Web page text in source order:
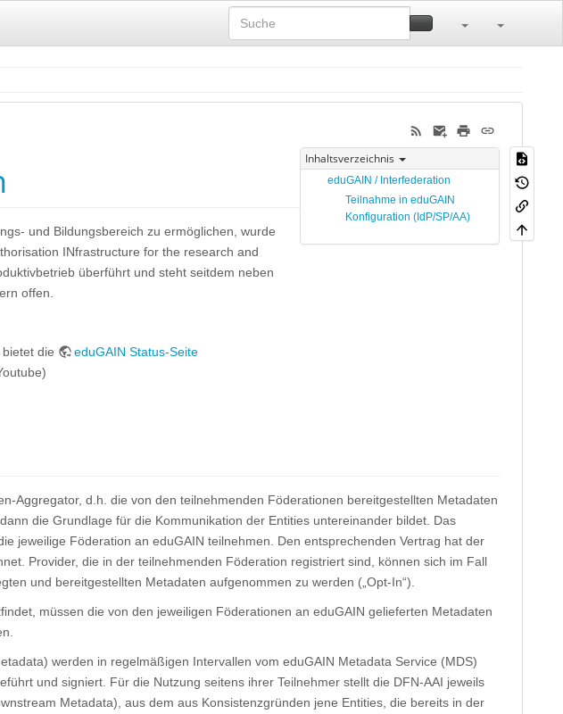
Inhaltsverzeichnis
eduGAIN / Interfederation
Teilnahme in eduGAIN
Konfiguration (IdP/SP/AA)
und Bildungsbereich zu ermöglichen, wurde
INfrastructure for the research and
überführt und steht seitdem neben
offen.
die
eduGAIN Status-Seite
Aggregator, d.h. die von den teilnehmenden Föderationen bereitgestellten Metadaten
die Grundlage für die Kommunikation der Entities untereinander bildet. Das
jeweilige Föderation an eduGAIN teilnehmen. Den entsprechenden Vertrag hat der
Provider, die in der teilnehmenden Föderation registriert sind, können sich im Fall
und bereitgestellten Metadaten aufgenommen zu werden („Opt-In“).
müssen die von den jeweiligen Föderationen an eduGAIN gelieferten Metadaten
werden in regelmäßigen Intervallen vom eduGAIN Metadata Service (MDS)
und signiert. Für die Nutzung seitens ihrer Teilnehmer stellt die DFN-AAI jeweils
Metadata), aus dem aus Konsistenzgründen jene Entities, die bereits in der